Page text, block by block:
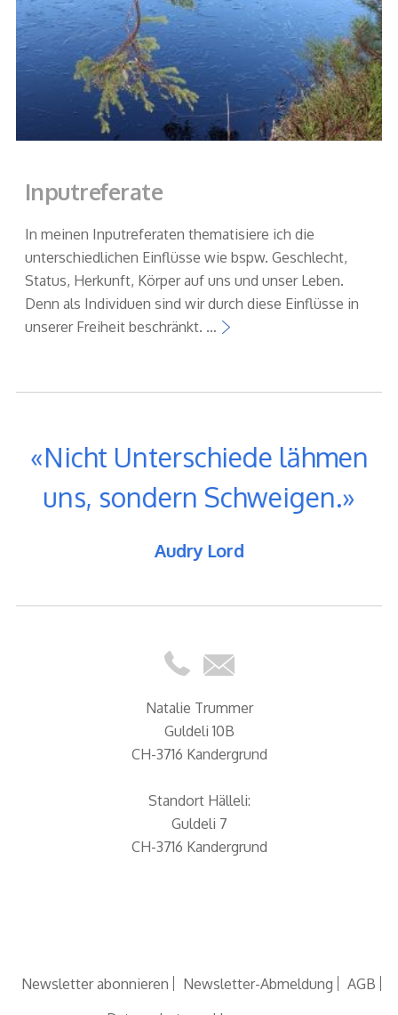
Inputreferate
In meinen Inputreferaten thematisiere ich die
unterschiedlichen Einflüsse wie bspw. Geschlecht,
Status, Herkunft, Körper auf uns und unser Leben.
Denn als Individuen sind wir durch diese Einflüsse in
unserer Freiheit beschränkt. …
Nicht Unterschiede lähmen
uns, sondern Schweigen.
Audry Lord
Natalie Trummer
Guldeli 10B
CH-3716 Kandergrund
Standort Hälleli:
Guldeli 7
CH-3716 Kandergrund
Newsletter abonnieren Newsletter-Abmeldung
AGB